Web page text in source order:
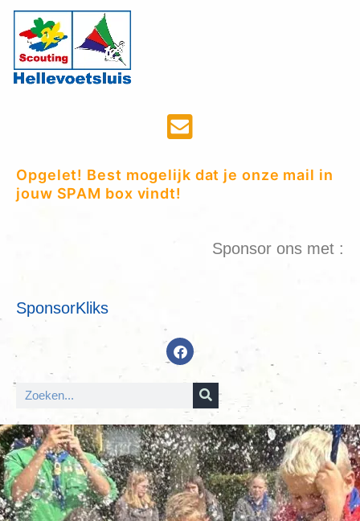
Opgelet! Best mogelijk dat je onze mail in
jouw SPAM box vindt!
Sponsor ons met :
SponsorKliks